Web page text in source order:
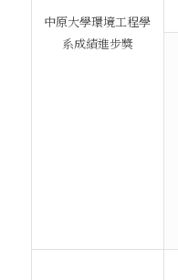
中原大學環境工程學
系成績進步獎